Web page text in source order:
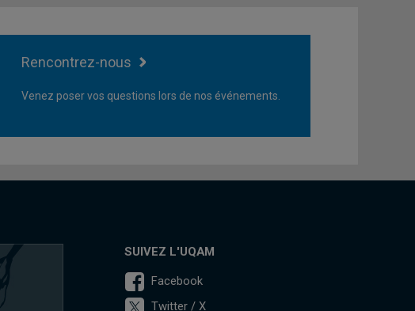
Rencontrez-nous
Venez poser vos questions lors de nos événements.
SUIVEZ L'UQAM
Facebook
Twitter / X